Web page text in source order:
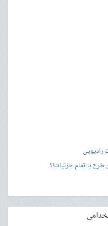
رادیویی
طرح با تمام جزئیات!؟